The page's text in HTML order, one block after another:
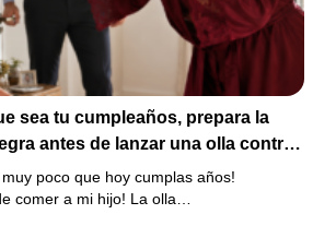
sea tu cumpleaños, prepara la
antes de lanzar una olla contra
horas después oliendo al
seguro de que yo lo perdonaría.
de los estados de cuenta y una
poco que hoy cumplas años!
comer a mi hijo! La olla…